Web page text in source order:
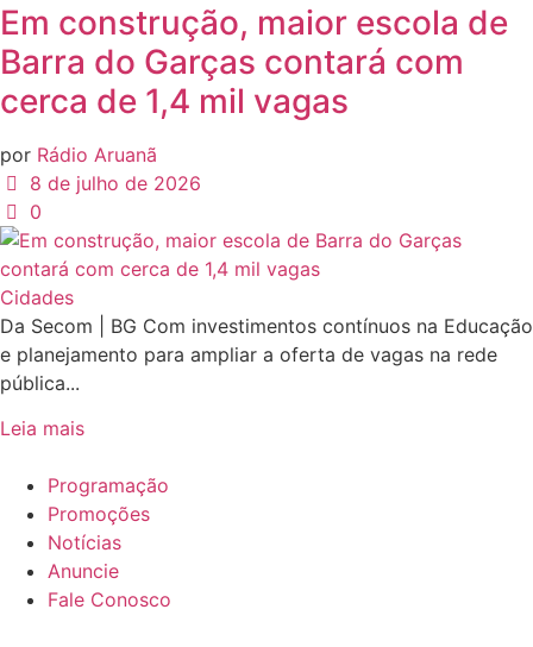
Em construção, maior escola de
Barra do Garças contará com
cerca de 1,4 mil vagas
por Rádio Aruanã
8 de julho de 2026
0
Cidades
Da Secom | BG Com investimentos contínuos na Educação
e planejamento para ampliar a oferta de vagas na rede
pública...
Leia mais
Programação
Promoções
Notícias
Anuncie
Fale Conosco